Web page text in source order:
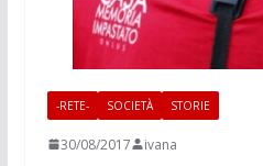
-RETE- SOCIETÀ STORIE
30/08/2017 ivana